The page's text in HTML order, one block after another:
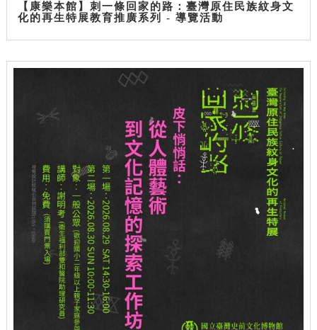
【康樂本館】刺一條回家的路：臺灣原住民族紋身文
化的再生特展教育推廣系列 - 導覽活動